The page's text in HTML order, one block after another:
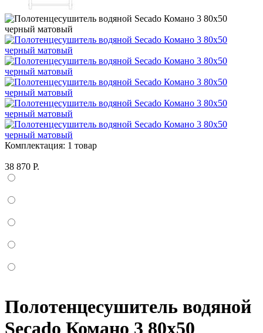
Комплектация: 1 товар
38 870 Р.
Полотенцесушитель водяной
Secado Комано 3 80x50